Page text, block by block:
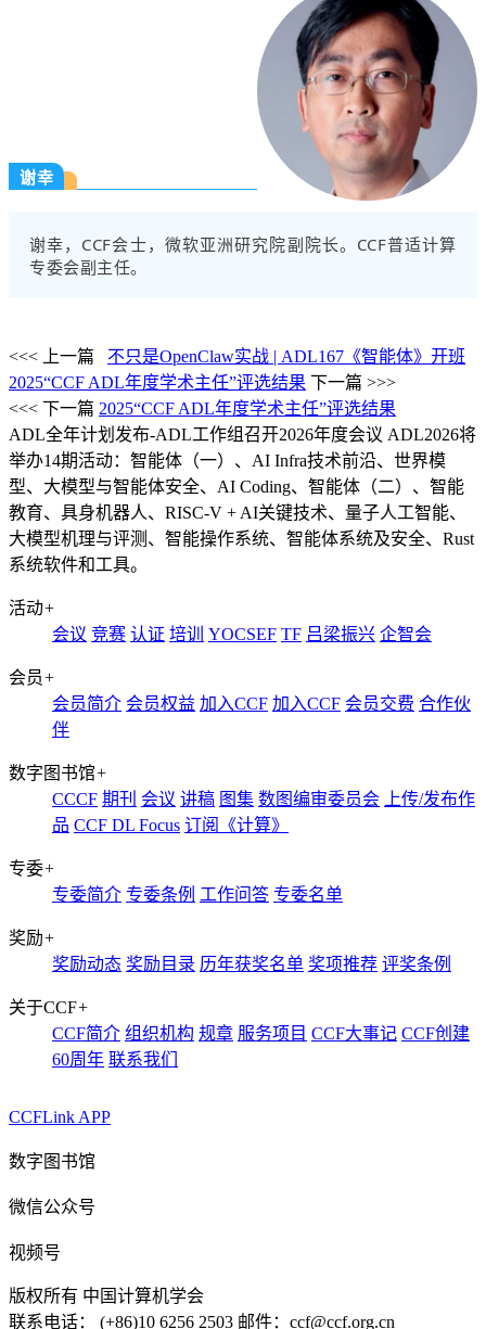
谢幸
谢幸，CCF会士，微软亚洲研究院副院长。CCF普适计算
专委会副主任。
<<< 上一篇
不只是OpenClaw实战 | ADL167《智能体》开班
2025“CCF ADL年度学术主任”评选结果 下一篇 >>>
<<< 下一篇 2025“CCF ADL年度学术主任”评选结果
ADL全年计划发布-ADL工作组召开2026年度会议 ADL2026将
举办14期活动：智能体（一）、AI Infra技术前沿、世界模
型、大模型与智能体安全、AI Coding、智能体（二）、智能
教育、具身机器人、RISC-V + AI关键技术、量子人工智能、
大模型机理与评测、智能操作系统、智能体系统及安全、Rust
系统软件和工具。
活动+
会议 竞赛 认证 培训 YOCSEF TF 吕梁振兴 企智会
会员+
会员简介 会员权益 加入CCF 加入CCF 会员交费 合作伙
伴
数字图书馆+
CCCF 期刊 会议 讲稿 图集 数图编审委员会
上传/发布作
品 CCF DL Focus 订阅《计算》
专委+
专委简介 专委条例 工作问答 专委名单
奖励+
奖励动态 奖励目录 历年获奖名单 奖项推荐 评奖条例
关于CCF+
CCF简介 组织机构 规章 服务项目 CCF大事记 CCF创建
60周年 联系我们
CCFLink APP
数字图书馆
微信公众号
视频号
版权所有 中国计算机学会
联系电话： (+86)10 6256 2503 邮件：ccf@ccf.org.cn